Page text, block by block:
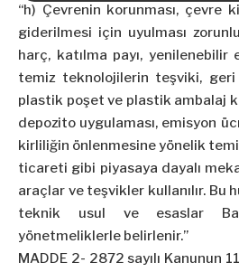
“h) Çevrenin korunması, çevre
giderilmesi için uyulması
harç, katılma payı, yenilenebilir
temiz teknolojilerin teşviki, geri
plastik poşet ve plastik ambalaj
depozito uygulaması, emisyon
kirliliğin önlenmesine yönelik
ticareti gibi piyasaya dayalı
araçlar ve teşvikler kullanılır. Bu
teknik usul ve esaslar
yönetmeliklerle belirlenir.”
MADDE 2- 2872 sayılı Kanunun